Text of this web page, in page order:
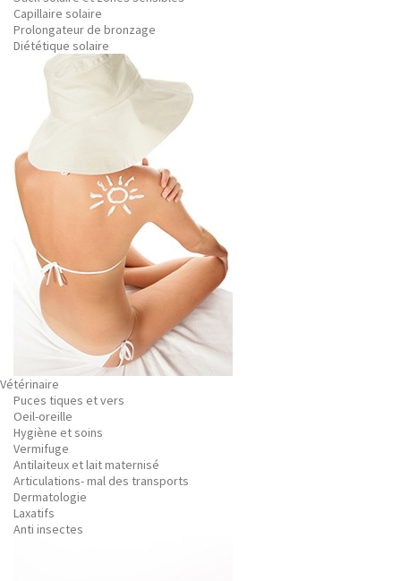
Capillaire solaire
Prolongateur de bronzage
Diététique solaire
Vétérinaire
Puces tiques et vers
Oeil-oreille
Hygiène et soins
Vermifuge
Antilaiteux et lait maternisé
Articulations- mal des transports
Dermatologie
Laxatifs
Anti insectes